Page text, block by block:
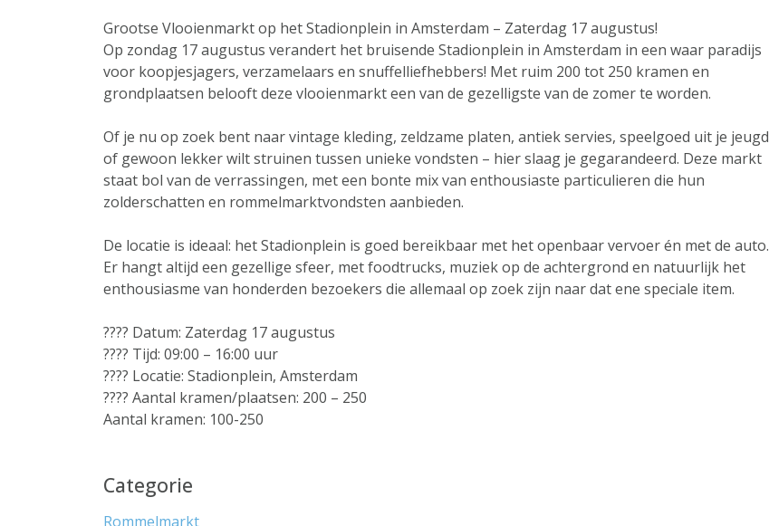
Grootse Vlooienmarkt op het Stadionplein in Amsterdam – Zaterdag 17 augustus!
Op zondag 17 augustus verandert het bruisende Stadionplein in Amsterdam in een waar paradijs
voor koopjesjagers, verzamelaars en snuffelliefhebbers! Met ruim 200 tot 250 kramen en
grondplaatsen belooft deze vlooienmarkt een van de gezelligste van de zomer te worden.
Of je nu op zoek bent naar vintage kleding, zeldzame platen, antiek servies, speelgoed uit je jeugd
of gewoon lekker wilt struinen tussen unieke vondsten – hier slaag je gegarandeerd. Deze markt
staat bol van de verrassingen, met een bonte mix van enthousiaste particulieren die hun
zolderschatten en rommelmarktvondsten aanbieden.
De locatie is ideaal: het Stadionplein is goed bereikbaar met het openbaar vervoer én met de auto.
Er hangt altijd een gezellige sfeer, met foodtrucks, muziek op de achtergrond en natuurlijk het
enthousiasme van honderden bezoekers die allemaal op zoek zijn naar dat ene speciale item.
???? Datum: Zaterdag 17 augustus
???? Tijd: 09:00 – 16:00 uur
???? Locatie: Stadionplein, Amsterdam
????️ Aantal kramen/plaatsen: 200 – 250
Aantal kramen: 100-250
Categorie
Rommelmarkt